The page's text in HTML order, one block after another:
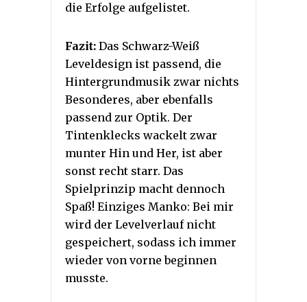
die Erfolge aufgelistet.
Fazit: Das Schwarz-Weiß
Leveldesign ist passend, die
Hintergrundmusik zwar nichts
Besonderes, aber ebenfalls
passend zur Optik. Der
Tintenklecks wackelt zwar
munter Hin und Her, ist aber
sonst recht starr. Das
Spielprinzip macht dennoch
Spaß! Einziges Manko: Bei mir
wird der Levelverlauf nicht
gespeichert, sodass ich immer
wieder von vorne beginnen
musste.